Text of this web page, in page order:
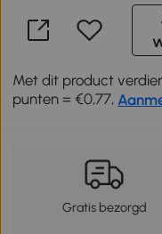
Met dit product
punten = €0,77,
Gratis bezorgd